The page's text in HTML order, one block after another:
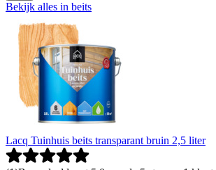
Bekijk alles in beits
Lacq Tuinhuis beits transparant bruin 2,5 liter